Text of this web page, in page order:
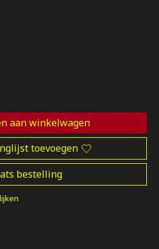
product is
aan winkelwagen
toevoegen
bestelling